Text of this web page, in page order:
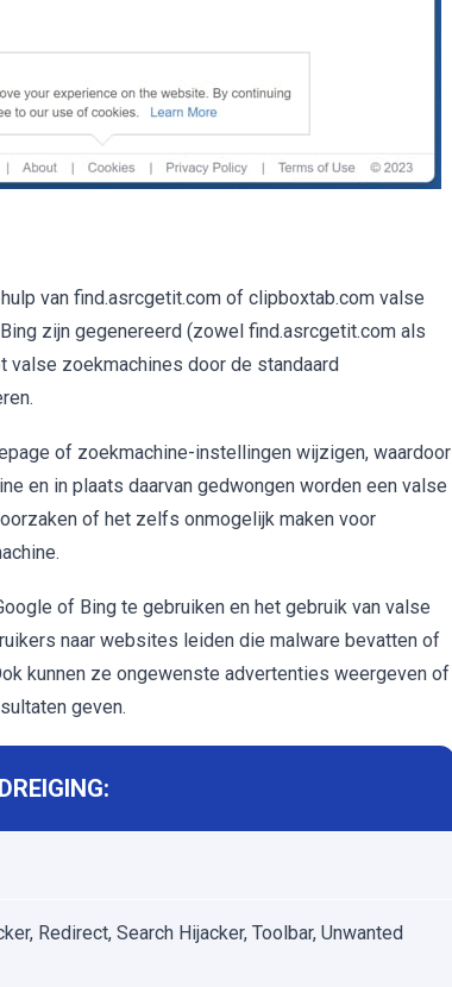
van find.asrcgetit.com of clipboxtab.com valse
zijn gegenereerd (zowel find.asrcgetit.com als
valse zoekmachines door de standaard
of zoekmachine-instellingen wijzigen, waardoor
en in plaats daarvan gedwongen worden een valse
of het zelfs onmogelijk maken voor
of Bing te gebruiken en het gebruik van valse
naar websites leiden die malware bevatten of
kunnen ze ongewenste advertenties weergeven of
geven.
Redirect, Search Hijacker, Toolbar, Unwanted